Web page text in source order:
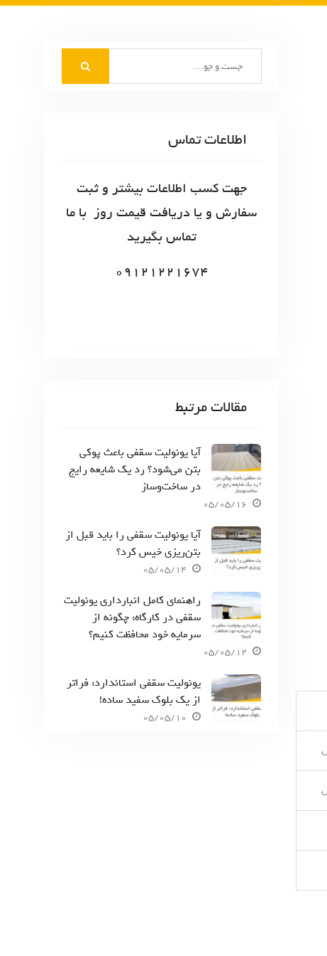
اطلاعات تماس
جهت کسب اطلاعات بیشتر و ثبت
سفارش و یا دریافت قیمت روز با ما
تماس بگیرید
09121221674
مقالات مرتبط
آیا یونولیت سقفی باعث پوکی
بتن می‌شود؟ رد یک شایعه رایج
در ساخت‌وساز
05/05/16
آیا یونولیت سقفی را باید قبل از
بتن‌ریزی خیس کرد؟
05/05/14
راهنمای کامل انبارداری یونولیت
سقفی در کارگاه: چگونه از
سرمایه خود محافظت کنیم؟
05/05/12
یونولیت سقفی استاندارد: فراتر
از یک بلوک سفید ساده!
05/05/10